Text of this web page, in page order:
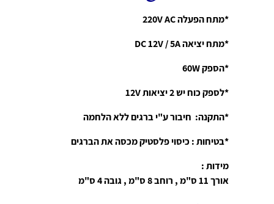
*מתח הפעלה 220V AC
*מתח יציאה DC 12V / 5A
*הספק 60W
*לספק כוח יש 2 יציאות
*התקנה: חיבור ע"י ברגים ללא הלחמה
*בטיחות : כיסוי פלסטיק מכסה את הברגים
מידות :
אורך 11 ס"מ , רוחב 8 ס"מ , גובה 4 ס"מ